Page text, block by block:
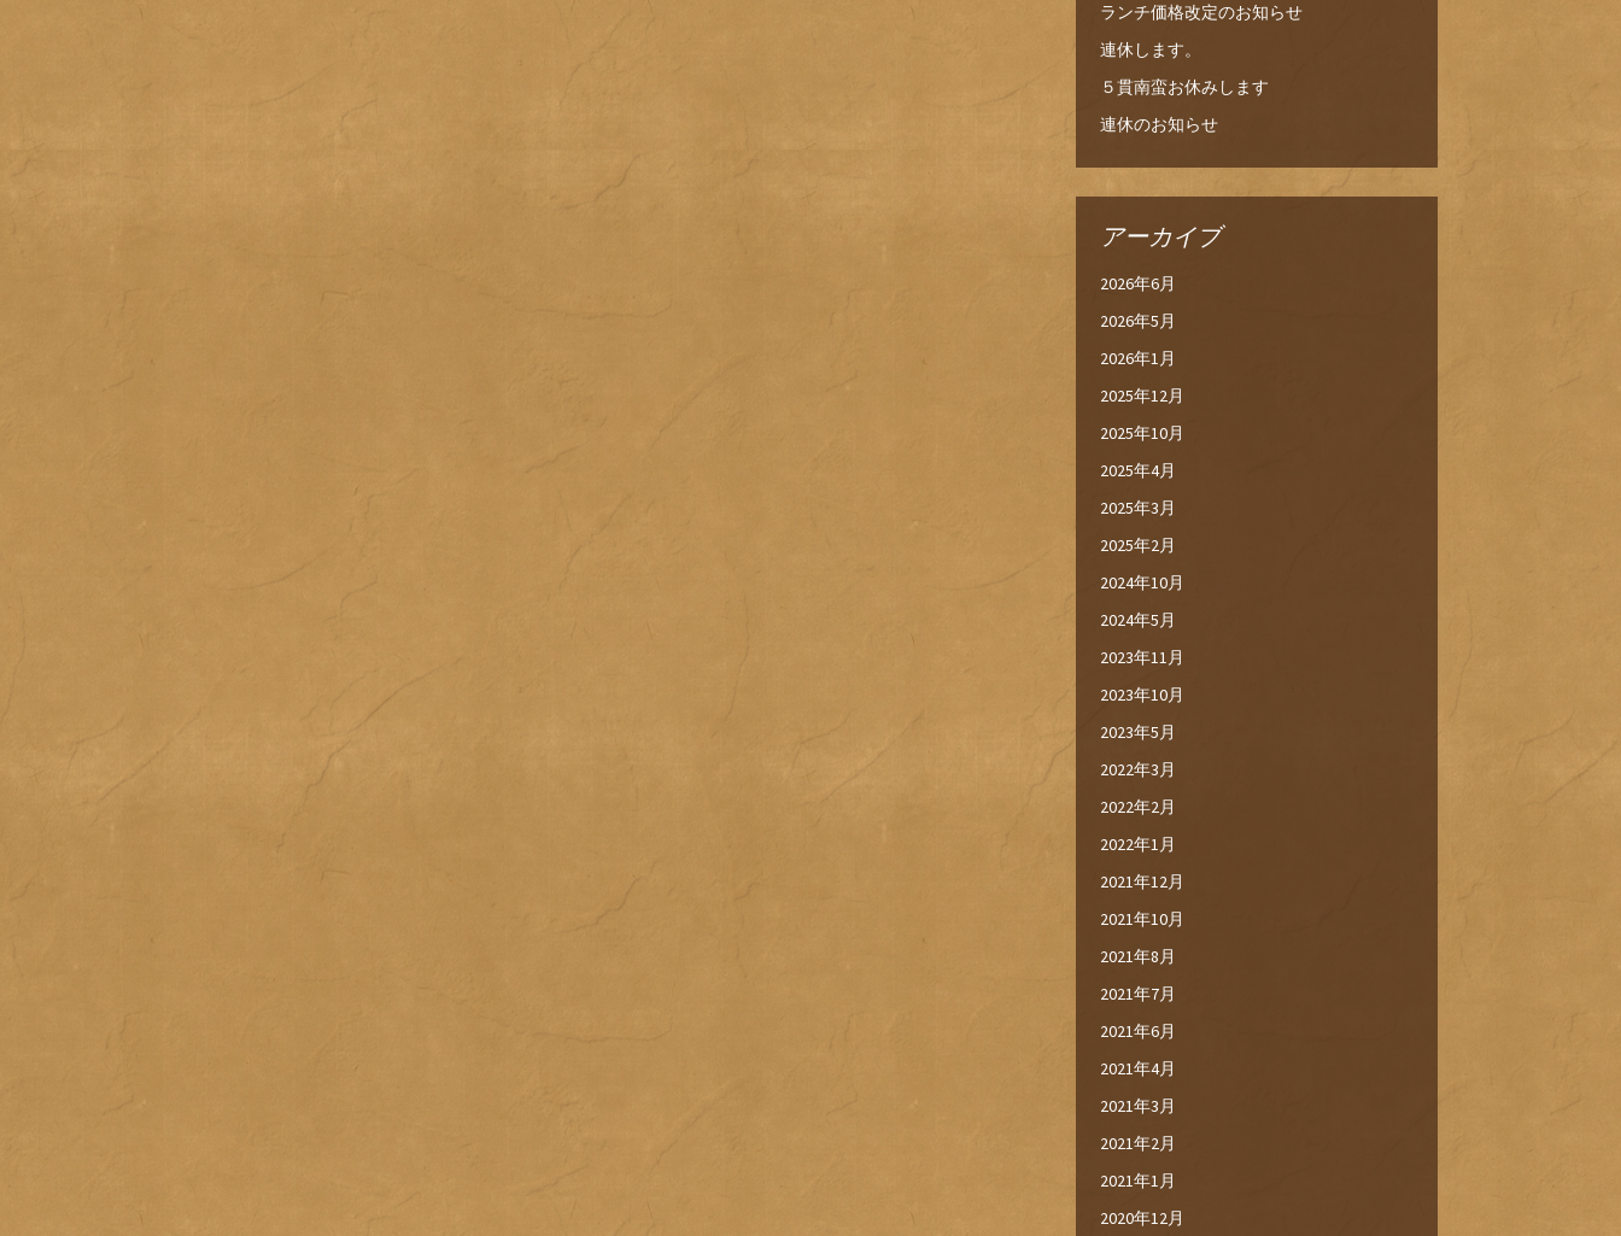
ランチ価格改定のお知らせ
連休します。
５貫南蛮お休みします
連休のお知らせ
アーカイブ
2026年6月
2026年5月
2026年1月
2025年12月
2025年10月
2025年4月
2025年3月
2025年2月
2024年10月
2024年5月
2023年11月
2023年10月
2023年5月
2022年3月
2022年2月
2022年1月
2021年12月
2021年10月
2021年8月
2021年7月
2021年6月
2021年4月
2021年3月
2021年2月
2021年1月
2020年12月